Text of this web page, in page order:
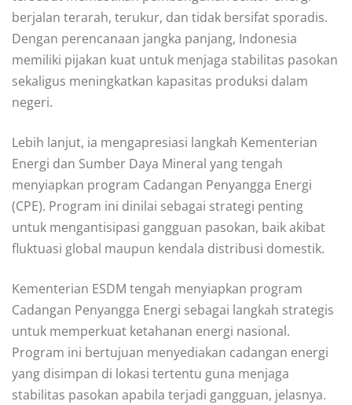
berjalan terarah, terukur, dan tidak bersifat sporadis.
Dengan perencanaan jangka panjang, Indonesia
memiliki pijakan kuat untuk menjaga stabilitas pasokan
sekaligus meningkatkan kapasitas produksi dalam
negeri.
Lebih lanjut, ia mengapresiasi langkah Kementerian
Energi dan Sumber Daya Mineral yang tengah
menyiapkan program Cadangan Penyangga Energi
(CPE). Program ini dinilai sebagai strategi penting
untuk mengantisipasi gangguan pasokan, baik akibat
fluktuasi global maupun kendala distribusi domestik.
Kementerian ESDM tengah menyiapkan program
Cadangan Penyangga Energi sebagai langkah strategis
untuk memperkuat ketahanan energi nasional.
Program ini bertujuan menyediakan cadangan energi
yang disimpan di lokasi tertentu guna menjaga
stabilitas pasokan apabila terjadi gangguan, jelasnya.